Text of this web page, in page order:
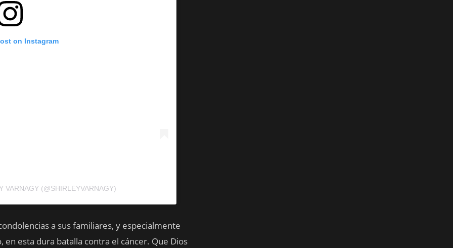
on Instagram
VARNAGY (@SHIRLEYVARNAGY)
a sus familiares, y especialmente
en esta dura batalla contra el cáncer. Que Dios